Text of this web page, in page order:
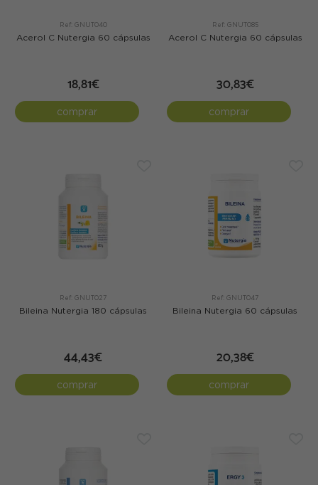
Ref: GNUT040
Acerol C Nutergia 60 cápsulas
18,81€
comprar
Ref: GNUT085
Acerol C Nutergia 60 cápsulas
30,83€
comprar
Ref: GNUT027
Bileina Nutergia 180 cápsulas
44,43€
comprar
Ref: GNUT047
Bileina Nutergia 60 cápsulas
20,38€
comprar